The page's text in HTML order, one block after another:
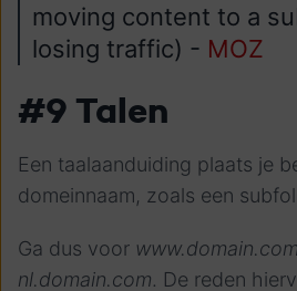
moving content to a
losing traffic) - MOZ
#9 Talen
Een taalaanduiding plaats je
domeinnaam, zoals een
Ga dus voor
nl.domain.com. De reden